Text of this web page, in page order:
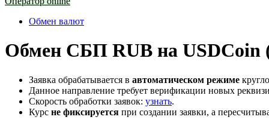
Обмен валют
Обмен СБП RUB на USDCoin
Заявка обрабатывается в автоматическом режиме
Данное направление требует верификации новых
Скорость обработки заявок: узнать.
Курс не фиксируется при создании заявки, а